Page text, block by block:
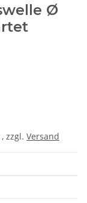
Ø
zzgl. Versand